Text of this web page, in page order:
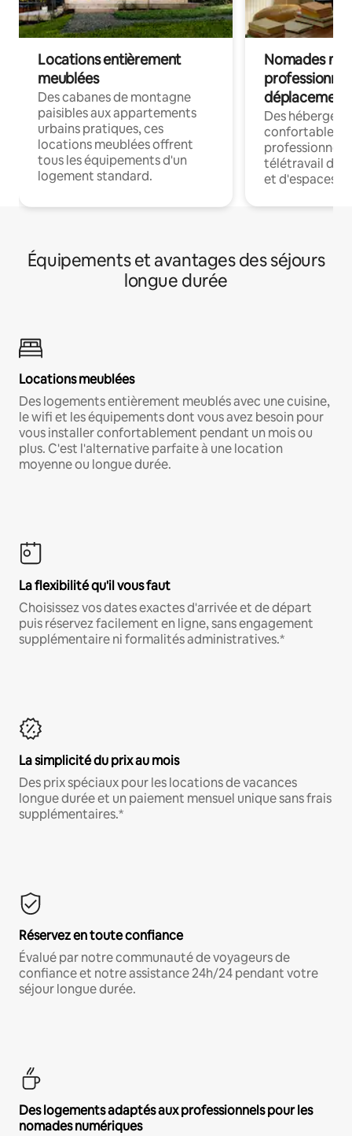
Locations entièrement
meublées
Des cabanes de montagne
paisibles aux appartements
urbains pratiques, ces
locations meublées offrent
tous les équipements d'un
logement standard.
Nomades
déplacement
Des
confortables
professionnels
télétravail
et d'espaces
Équipements et avantages des séjours
longue durée
Locations meublées
Des logements entièrement meublés avec une cuisine,
le wifi et les équipements dont vous avez besoin pour
vous installer confortablement pendant un mois ou
plus. C'est l'alternative parfaite à une location
moyenne ou longue durée.
La flexibilité qu'il vous faut
Choisissez vos dates exactes d'arrivée et de départ
puis réservez facilement en ligne, sans engagement
supplémentaire ni formalités administratives.*
La simplicité du prix au mois
Des prix spéciaux pour les locations de vacances
longue durée et un paiement mensuel unique sans frais
supplémentaires.*
Réservez en toute confiance
Évalué par notre communauté de voyageurs de
confiance et notre assistance 24h/24 pendant votre
séjour longue durée.
Des logements adaptés aux professionnels pour les
nomades numériques